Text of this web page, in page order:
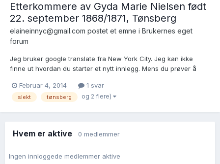
Etterkommere av Gyda Marie Nielsen født
22. september 1868/1871, Tønsberg
elaineinnyc@gmail.com postet et emne i Brukernes eget
forum
Jeg bruker google translate fra New York City. Jeg kan ikke
finne ut hvordan du starter et nytt innlegg. Mens du prøver å
forsøk. Beklager hvis jeg er på feil sted. Jeg leter etter
etterkommere av min oldemor Gida Nielsen født den 22. septe...
Februar 4, 2014 1 svar
slekt tønsberg og 2 flere)
Hvem er aktive 0 medlemmer
Ingen innloggede medlemmer aktive